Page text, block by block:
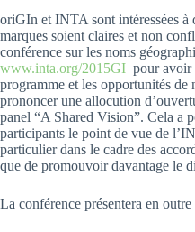
oriGIn et INTA sont intéressées à
marques soient claires et non
conférence sur les noms
www.inta.org/2015GI pour avoir
programme et les opportunités
prononcer une allocution
panel “A Shared Vision”. Cela a
participants le point de vue de
particulier dans le cadre des
que de promouvoir davantage le
La conférence présentera en outre